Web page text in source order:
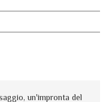
un'impronta del